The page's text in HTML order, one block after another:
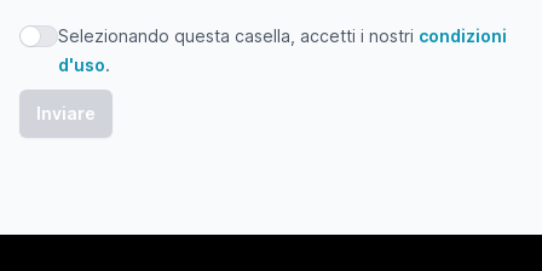
Selezionando questa casella, accetti i nostri condizioni
Selezionando questa casella, accetti i nostri condizioni
d'uso.